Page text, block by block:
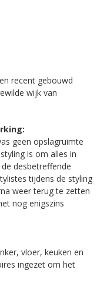
recent gebouwd
wijk van
geen opslagruimte
is om alles in
desbetreffende
tijdens de styling
weer terug te zetten
nog enigszins
vloer, keuken en
ingezet om het